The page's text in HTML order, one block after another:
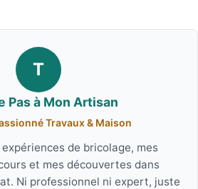
T
Pas à Mon Artisan
Travaux & Maison
de bricolage, mes
et mes découvertes dans
Ni professionnel ni expert, juste